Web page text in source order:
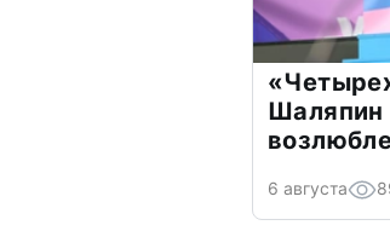
Шаляпин
6 августа